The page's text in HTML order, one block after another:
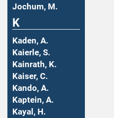
Jochum, M.
K
Kaden, A.
Kaierle, S.
Kainrath, K.
Kaiser, C.
Kando, A.
Kaptein, A.
Kayal, H.